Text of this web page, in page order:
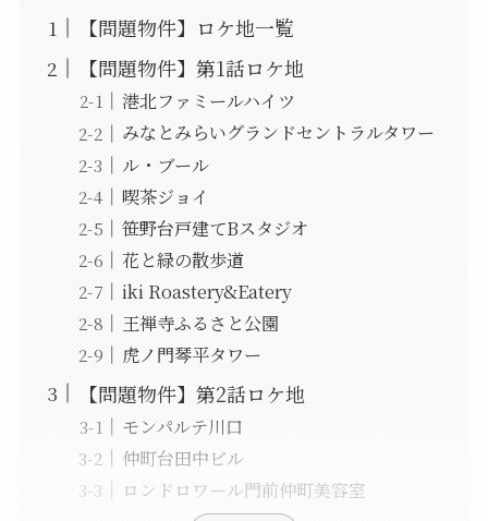
【問題物件】ロケ地一覧
【問題物件】第1話ロケ地
港北ファミールハイツ
みなとみらいグランドセントラルタワー
ル・ブール
喫茶ジョイ
笹野台戸建てBスタジオ
花と緑の散歩道
iki Roastery&Eatery
王禅寺ふるさと公園
虎ノ門琴平タワー
【問題物件】第2話ロケ地
モンパルテ川口
仲町台田中ビル
ロンドロワール門前仲町美容室